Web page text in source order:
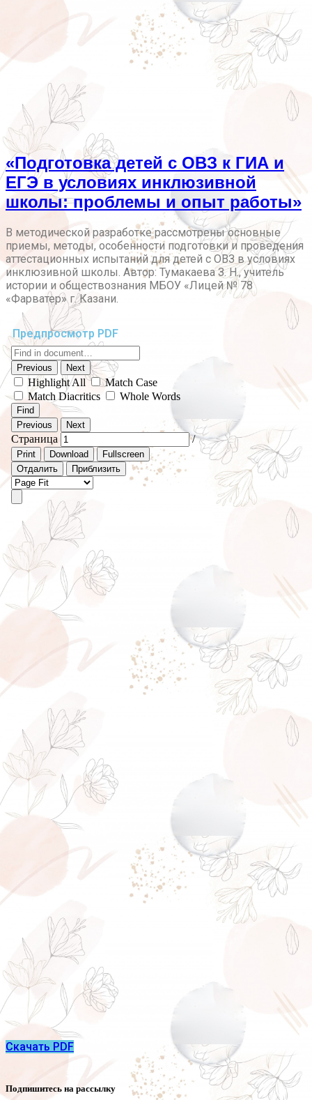
«Подготовка детей с ОВЗ к ГИА и
ЕГЭ в условиях инклюзивной
школы: проблемы и опыт работы»
В методической разработке рассмотрены основные
приемы, методы, особенности подготовки и проведения
аттестационных испытаний для детей с ОВЗ в условиях
инклюзивной школы. Автор: Тумакаева З. Н., учитель
истории и обществознания МБОУ «Лицей № 78
«Фарватер» г. Казани.
Предпросмотр PDF
Скачать PDF
Подпишитесь на рассылку